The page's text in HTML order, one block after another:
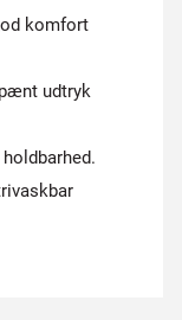
komfort
udtryk